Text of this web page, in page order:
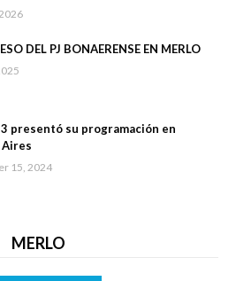
DEL PJ BONAERENSE EN MERLO
3 presentó su programación en
Aires
15, 2024
MERLO